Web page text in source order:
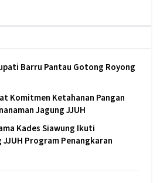
Barru Pantau Gotong Royong
Komitmen Ketahanan Pangan
Jagung JJUH
Kades Siawung Ikuti
JJUH Program Penangkaran